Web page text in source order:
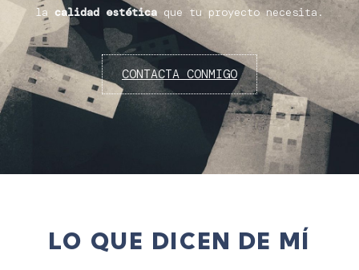
la calidad estética que tu proyecto necesita.
CONTACTA CONMIGO
LO QUE DICEN DE MÍ